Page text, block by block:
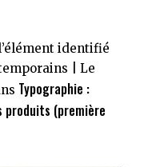
identifié
| Le
Typographie :
produits (première